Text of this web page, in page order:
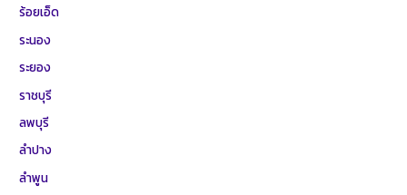
ร้อยเอ็ด
ระนอง
ระยอง
ราชบุรี
ลพบุรี
ลำปาง
ลำพูน